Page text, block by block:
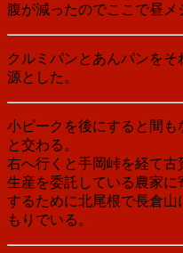
腹が減ったのでここで昼メ
クルミパンとあんパンを
源とした。
小ピークを後にすると間も
と交わる。
右へ行くと手岡峠を経て
生産を委託している農家
するために北尾根で長倉
もりでいる。